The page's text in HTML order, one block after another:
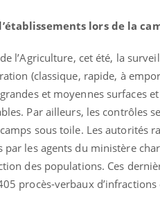
lors de la
l’Agriculture, cet été, la
(classique, rapide, à
et moyennes surfaces
Par ailleurs, les contrôles
sous toile. Les autorités
par les agents du ministère
des populations. Ces
procès‐verbaux
dengue,
se passe-
de la
GLP-1
aussi les os
: ce qui